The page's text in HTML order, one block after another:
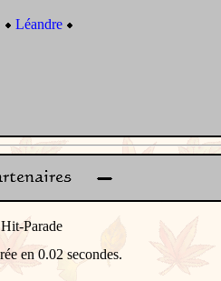
Léandre
en 0.02 secondes.